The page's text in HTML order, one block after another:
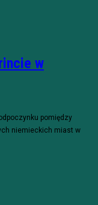
w
pomiędzy
niemieckich miast w